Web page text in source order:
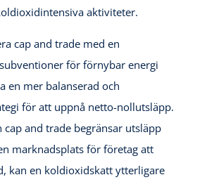
aktiviteter.
cap and trade med en
för förnybar energi
en mer balanserad och
för att uppnå netto-nollutsläpp.
and trade begränsar utsläpp
marknadsplats för företag att
kan en koldioxidskatt ytterligare